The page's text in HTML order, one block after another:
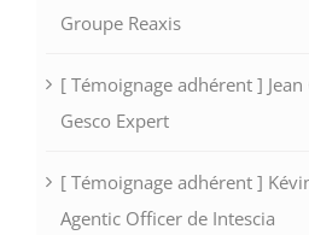
Groupe Reaxis
[ Témoignage adhérent ]
Gesco Expert
[ Témoignage adhérent ]
Agentic Officer de Intescia